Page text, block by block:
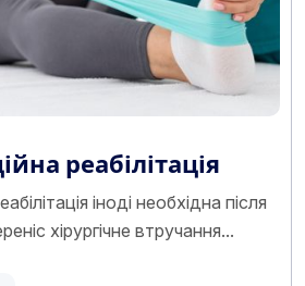
реабілітація
іноді необхідна після
хірургічне втручання...